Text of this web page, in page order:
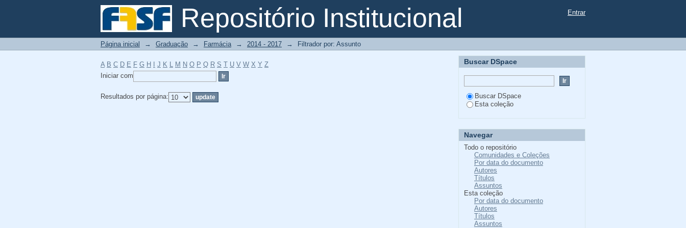
Repositório Institucional
Filtrador por: Assunto Entrar
Página inicial → Graduação → Farmácia → 2014 - 2017 → Filtrador por: Assunto
A B C D E F G H J K L M N O P Q R S T U V W X Y Z
Iniciar com
Resultados por página:
Buscar DSpace
Buscar DSpace
Esta coleção
Navegar
Todo o repositório
Comunidades e Coleções
Por data do documento
Autores
Títulos
Assuntos
Esta coleção
Por data do documento
Autores
Títulos
Assuntos